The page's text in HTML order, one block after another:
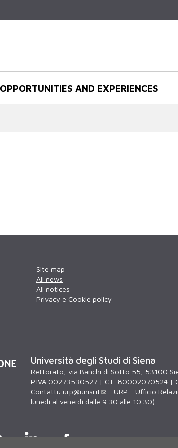
OPPORTUNITIES AND EXPERIENCES
Site map
All news
All notices
Privacy e Cookie policy
Università degli Studi di Siena
Rettorato, via Banchi di Sotto 55, 53100
P.IVA 00273530527 | C.F. 80002070524 |
Contatti: urp@unisi.it
- URP - Ufficio
lunedì al venerdì dalle 9.30 alle 10.30)